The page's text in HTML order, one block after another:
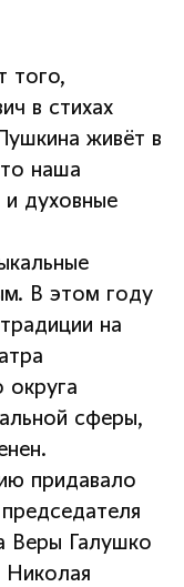
того,
в стихах
живёт в
наша
и духовные
В этом году
на
округа
сферы,
придавало
Веры Галушко
Николая